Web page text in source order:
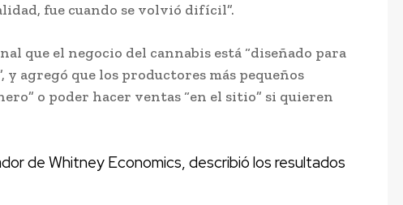
fue cuando se volvió difícil”.
que el negocio del cannabis está “diseñado para
agregó que los productores más pequeños
o poder hacer ventas “en el sitio” si quieren
de Whitney Economics, describió los resultados